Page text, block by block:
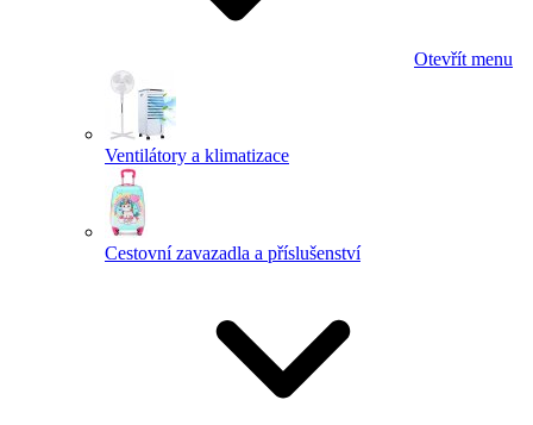
Otevřít menu
Ventilátory a klimatizace
Cestovní zavazadla a příslušenství